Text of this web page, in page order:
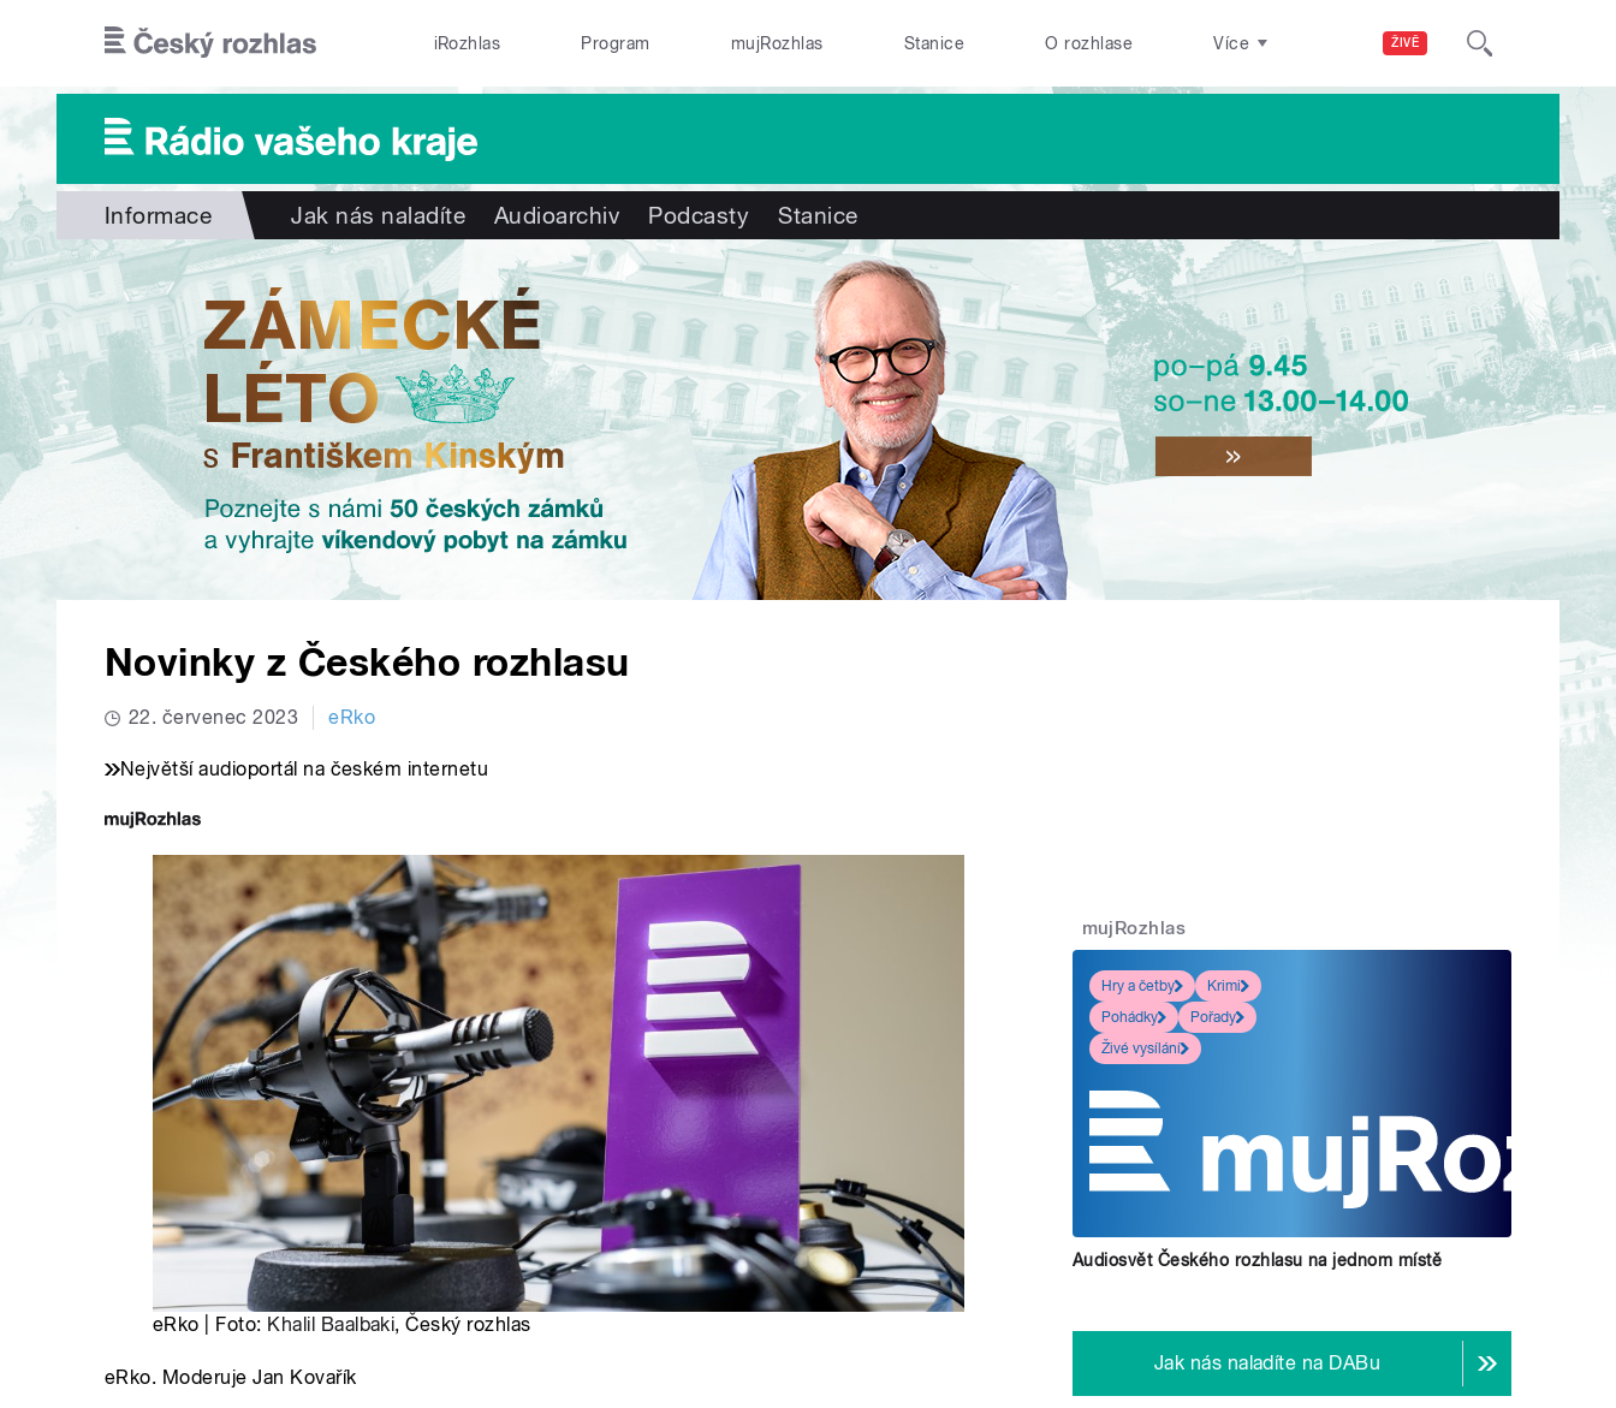
ŽIVĚ
iRozhlas Program mujRozhlas Stanice O rozhlase Více
Informace Jak nás naladíte Audioarchiv Podcasty Stanice
Novinky z Českého rozhlasu
22. červenec 2023 eRko
Největší audioportál na českém internetu
eRko | Foto: Khalil Baalbaki, Český rozhlas
eRko. Moderuje Jan Kovařík
mujRozhlas
Hry a četby
Krimi
Pohádky
Pořady
Živé vysílání
Audiosvět Českého rozhlasu na jednom místě
Jak nás naladíte na DABu